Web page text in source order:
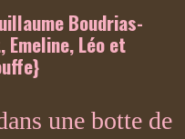
Boudrias-
Léo et
une botte de